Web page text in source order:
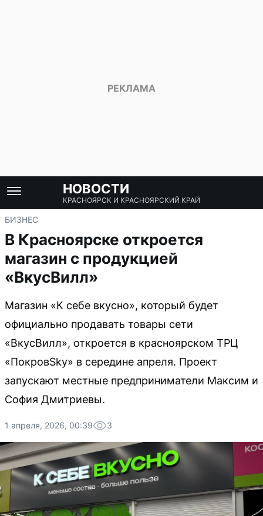
НОВОСТИ
КРАСНОЯРСК И КРАСНОЯРСКИЙ КРАЙ
БИЗНЕС
В Красноярске откроется
магазин с продукцией
«ВкусВилл»
Магазин «К себе вкусно», который будет
официально продавать товары сети
«ВкусВилл», откроется в красноярском ТРЦ
«ПокровSky» в середине апреля. Проект
запускают местные предприниматели Максим и
София Дмитриевы.
1 апреля, 2026, 00:39 3